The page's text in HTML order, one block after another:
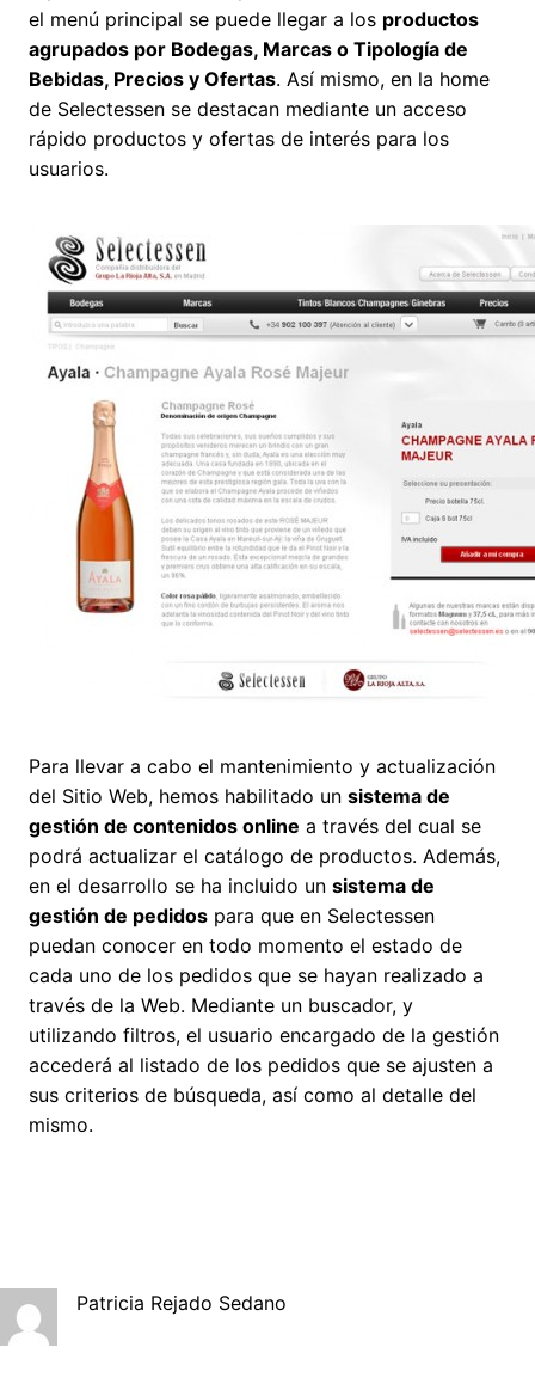
el menú principal se puede llegar a los productos
agrupados por Bodegas, Marcas o Tipología de
Bebidas, Precios y Ofertas. Así mismo, en la home
de Selectessen se destacan mediante un acceso
rápido productos y ofertas de interés para los
usuarios.
Para llevar a cabo el mantenimiento y actualización
del Sitio Web, hemos habilitado un sistema de
gestión de contenidos online a través del cual se
podrá actualizar el catálogo de productos. Además,
en el desarrollo se ha incluido un sistema de
gestión de pedidos para que en Selectessen
puedan conocer en todo momento el estado de
cada uno de los pedidos que se hayan realizado a
través de la Web. Mediante un buscador, y
utilizando filtros, el usuario encargado de la gestión
accederá al listado de los pedidos que se ajusten a
sus criterios de búsqueda, así como al detalle del
mismo.
Patricia Rejado Sedano